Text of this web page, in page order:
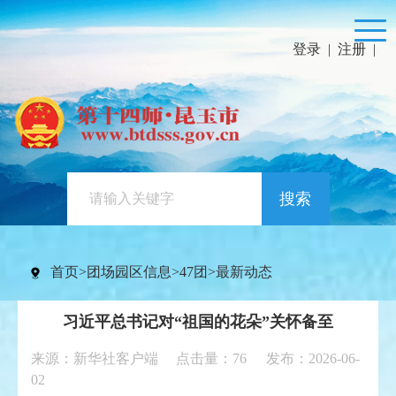
登录 | 注册 |
搜索
首页>团场园区信息>47团>最新动态
习近平总书记对“祖国的花朵”关怀备至
来源：新华社客户端 点击量： 76
发布：2026-06-
02